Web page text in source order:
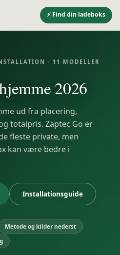
⚡ Find din ladeboks
· 11 MODELLER
2026
ud fra placering,
totalpris. Zaptec Go er
fleste private, men
kan være bedre i
Installationsguide
Metode og kilder nederst